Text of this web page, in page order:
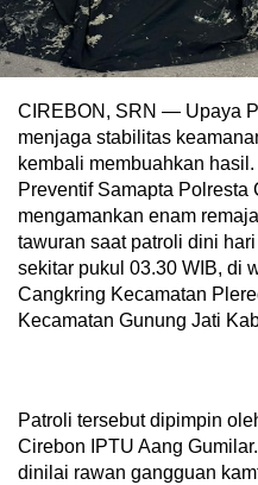
CIREBON, SRN — Upaya
menjaga stabilitas
kembali membuahkan
Preventif Samapta Polresta
mengamankan enam
tawuran saat patroli dini
sekitar pukul 03.30 WIB, di
Cangkring Kecamatan
Kecamatan Gunung Jati
Patroli tersebut dipimpin
Cirebon IPTU Aang
dinilai rawan gangguan